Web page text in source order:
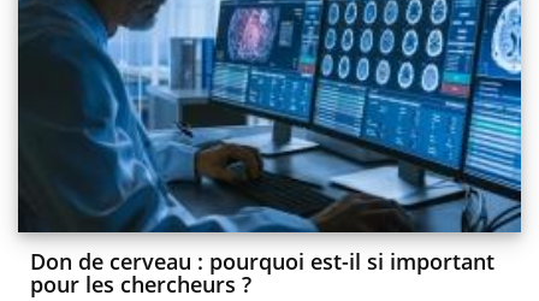
Don de cerveau : pourquoi est-il si important
pour les chercheurs ?